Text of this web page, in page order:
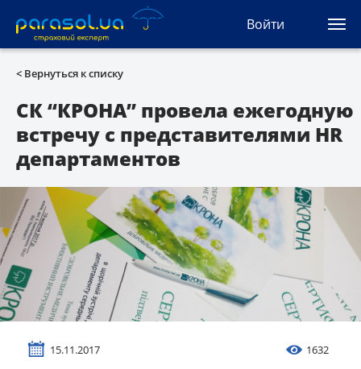
Войти
(093) 170-33-90
Ua En
Все сервисы
Автогражданка
Туристическая
Автозащита
КАСКО
Автоюрист
< Вернуться к списку
СК “КРОНА” провела ежегодную
встречу с представителями HR
департаментов
15.11.2017 1632